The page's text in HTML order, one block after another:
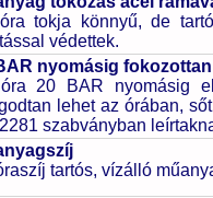
tokja könnyű, de
védettek.
nyomásig
20 BAR nyomásig
lehet az órában,
szabványban
tartós, vízálló